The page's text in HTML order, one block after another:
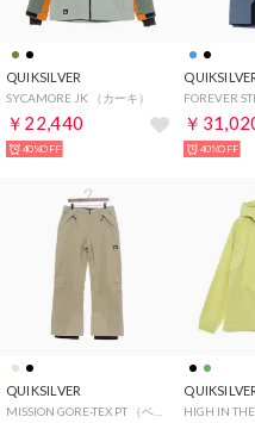
QUIKSILVER
SYCAMORE JK （カーキ）
￥22,440
40%OFF
￥
40%OFF
QUIKSILVER